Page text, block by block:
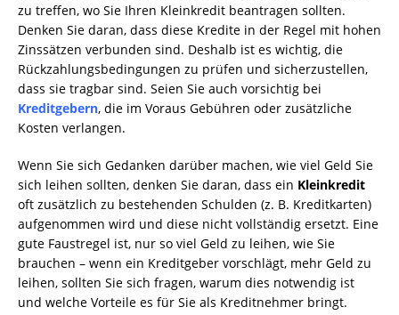
zu treffen, wo Sie Ihren Kleinkredit beantragen sollten.
Denken Sie daran, dass diese Kredite in der Regel mit hohen
Zinssätzen verbunden sind. Deshalb ist es wichtig, die
Rückzahlungsbedingungen zu prüfen und sicherzustellen,
dass sie tragbar sind. Seien Sie auch vorsichtig bei
Kreditgebern, die im Voraus Gebühren oder zusätzliche
Kosten verlangen.
Wenn Sie sich Gedanken darüber machen, wie viel Geld Sie
sich leihen sollten, denken Sie daran, dass ein Kleinkredit
oft zusätzlich zu bestehenden Schulden (z. B. Kreditkarten)
aufgenommen wird und diese nicht vollständig ersetzt. Eine
gute Faustregel ist, nur so viel Geld zu leihen, wie Sie
brauchen – wenn ein Kreditgeber vorschlägt, mehr Geld zu
leihen, sollten Sie sich fragen, warum dies notwendig ist
und welche Vorteile es für Sie als Kreditnehmer bringt.